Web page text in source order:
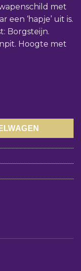
met
een ‘hapje’ uit is.
Borgsteijn.
Hoogte met